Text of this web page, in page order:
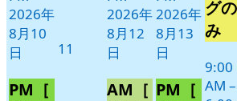
2026年
8月10
日
PM［
11
2026年
8月12
日
AM［
2026年
8月13
日
PM［
グの
み
9:00
AM –